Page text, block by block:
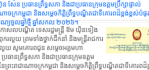
ែន ប្រធានព្រឹទ្ធសភា និងជាប្រធានក្រុមឧត្តមប្រឹក្សាផ្ទាល់
ាចក្រកម្ពុជា និងសម្ដេចកិត្តិព្រឹទ្ធបណ្ឌិតជាទីគោរពដ៏ខ្ពង់ខ្ពស់បំផុ
ណ្យចូលឆ្នាំថ្មី ឆ្នាំសកល ២០២៦។
សលបណ្ឌិត ទេសរដ្ឋមន្ដ្រី ឱម យ៉ិនទៀង
ករលួយ ព្រមទាំងថ្នាក់ដឹកនាំ និងមន្ត្រីរាជការ
លួយ សូមគោរពជូន សម្តេចអគ្គមហា
ានព្រឹទ្ធសភា និងជាប្រធានក្រុមឧត្តម
ៃព្រះរាជាណាចក្រកម្ពុជា និងសម្ដេចកិត្តិព្រឹទ្ធបណ្ឌិតជាទីគោរពដ៏